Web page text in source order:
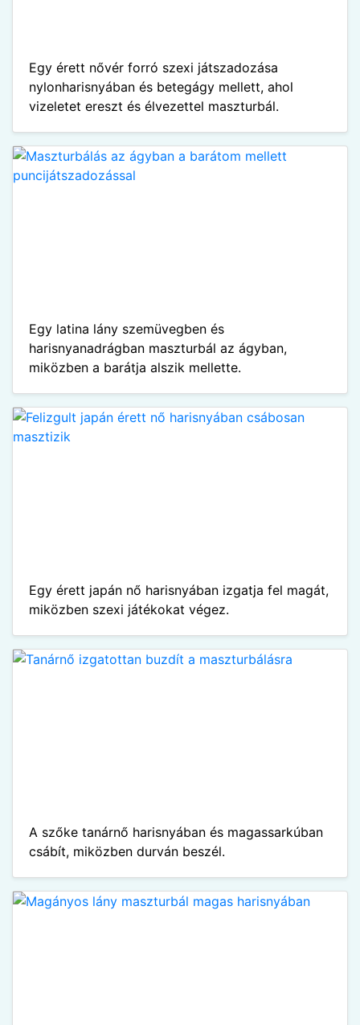
Egy érett nővér forró szexi játszadozása
nylonharisnyában és betegágy mellett, ahol
vizeletet ereszt és élvezettel maszturbál.
Egy latina lány szemüvegben és
harisnyanadrágban maszturbál az ágyban,
miközben a barátja alszik mellette.
Egy érett japán nő harisnyában izgatja fel magát,
miközben szexi játékokat végez.
A szőke tanárnő harisnyában és magassarkúban
csábít, miközben durván beszél.